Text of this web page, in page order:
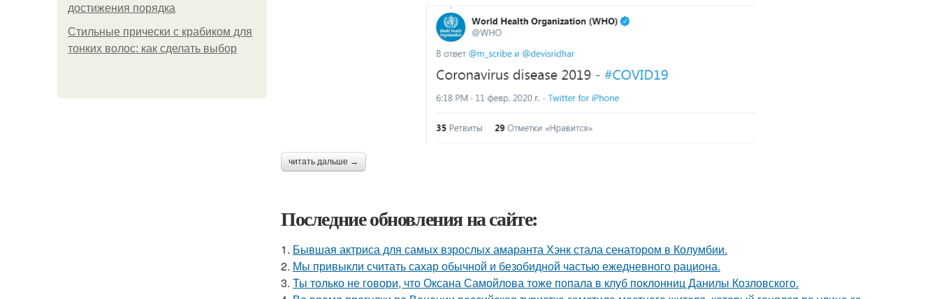
достижения порядка
Стильные прически с крабиком для
тонких волос: как сделать выбор
читать дальше →
Последние обновления на сайте:
1. Бывшая актриса для самых взрослых амаранта Хэнк стала сенатором в Колумбии.
2. Мы привыкли считать сахар обычной и безобидной частью ежедневного рациона.
3. Ты только не говори, что Оксана Самойлова тоже попала в клуб поклонниц Данилы Козловского.